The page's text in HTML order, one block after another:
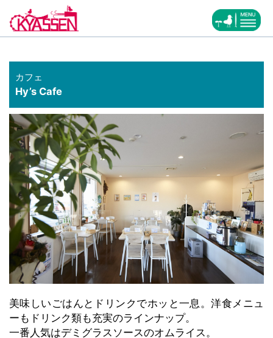
カフェ
Hy’s Cafe
美味しいごはんとドリンクでホッと一息。洋食メニュ
ーもドリンク類も充実のラインナップ。
一番人気はデミグラスソースのオムライス。